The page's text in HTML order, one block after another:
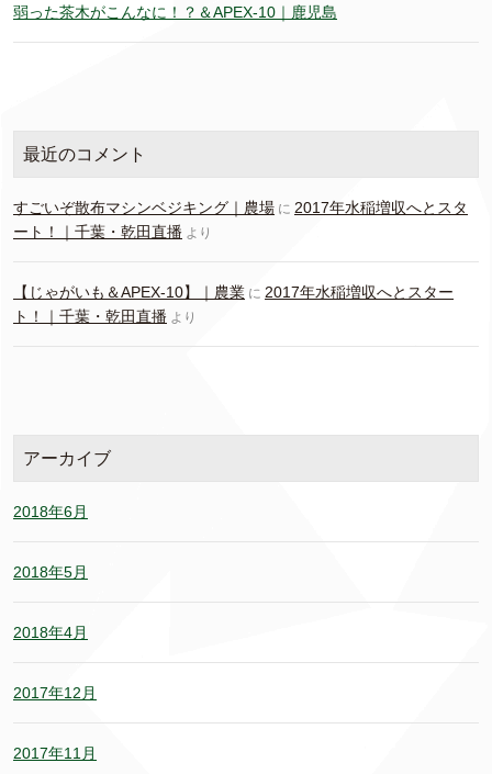
弱った茶木がこんなに！？＆APEX-10｜鹿児島
最近のコメント
すごいぞ散布マシンベジキング｜農場 に 2017年水稲増収へとスタ
ート！｜千葉・乾田直播 より
【じゃがいも＆APEX-10】｜農業 に 2017年水稲増収へとスター
ト！｜千葉・乾田直播 より
アーカイブ
2018年6月
2018年5月
2018年4月
2017年12月
2017年11月